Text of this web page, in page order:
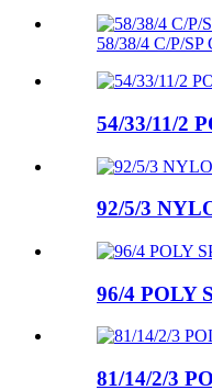
58/38/4 C/P/
54/33/11/2
92/5/3
96/4 POLY
81/14/2/3